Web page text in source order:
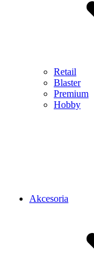
Retail
Blaster
Premium
Hobby
Akcesoria